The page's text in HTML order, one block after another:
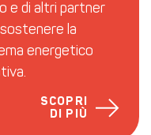
e di altri partner
la
energetico
SCOPRI
DI PIÙ